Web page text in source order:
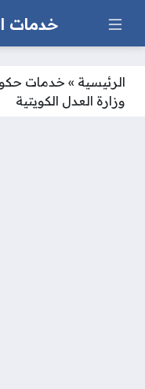
خدمات
الرئيسية » خدمات
وزارة العدل الكويتية